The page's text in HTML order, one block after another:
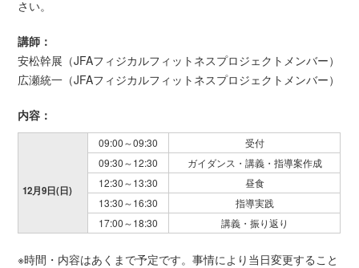
さい。
講師：
安松幹展（JFAフィジカルフィットネスプロジェクトメンバー）
広瀬統一（JFAフィジカルフィットネスプロジェクトメンバー）
内容：
12月9日(日)
09:00～09:30
受付
09:30～12:30
ガイダンス・講義・指導案作成
12:30～13:30
昼食
13:30～16:30
指導実践
17:00～18:30
講義・振り返り
※時間・内容はあくまで予定です。事情により当日変更すること